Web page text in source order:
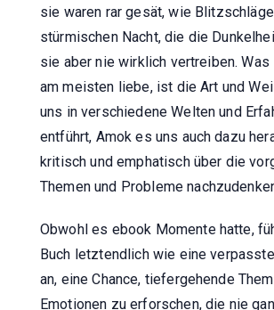
sie waren rar gesät, wie
stürmischen Nacht, die die
sie aber nie wirklich vertreiben. Was
am meisten liebe, ist die Art und
uns in verschiedene Welten und
entführt, Amok es uns auch dazu
kritisch und emphatisch über die
Themen und Probleme
Obwohl es ebook Momente hatte,
Buch letztendlich wie eine
an, eine Chance, tiefergehende
Emotionen zu erforschen, die nie